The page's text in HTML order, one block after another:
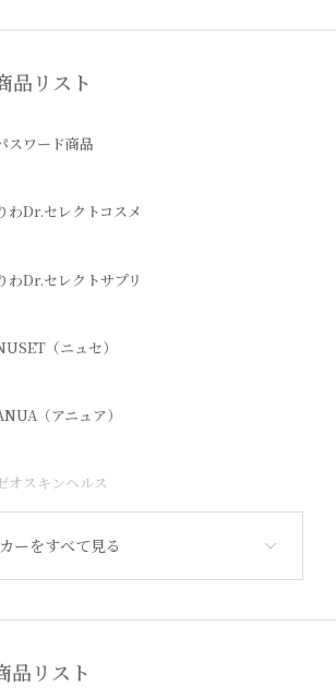
品リスト
スワード商品
りわDr.セレクトコスメ
りわDr.セレクトサプリ
（ニュセ）
（アニュア）
オスキンヘルス
Skincare（リビジョン）
ャンマリーニ
（レカルカ）
ーをすべて見る
品リスト